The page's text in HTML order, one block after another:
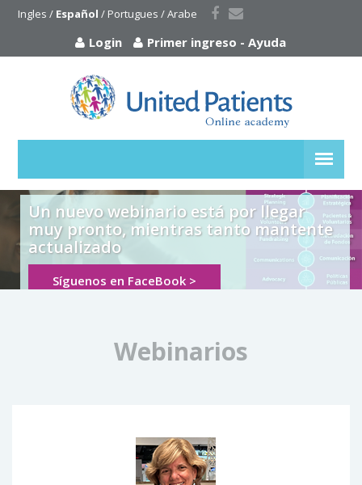
Ingles / Español / Portugues / Arabe
Login Primer ingreso -Ayuda
Un nuevo webinario está por llegar
muy pronto, mientras tanto mantente
actualizado
Síguenos en FaceBook >
Webinarios